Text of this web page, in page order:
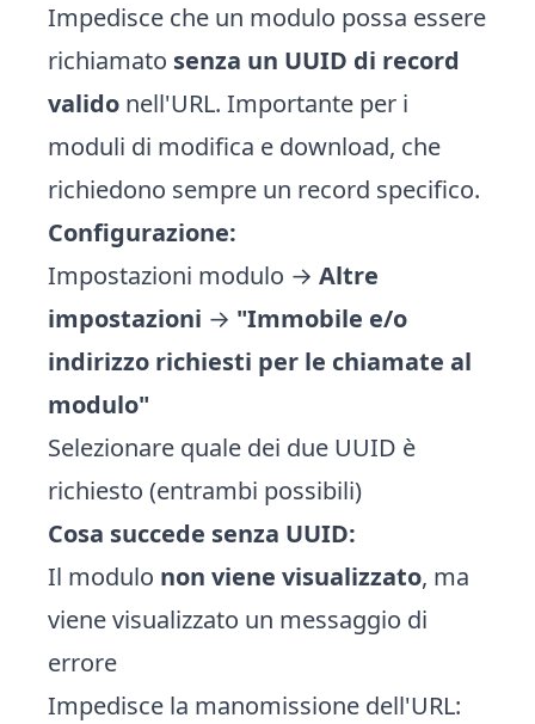
Impedisce che un modulo possa essere
richiamato senza un UUID di record
valido nell'URL. Importante per i
moduli di modifica e download, che
richiedono sempre un record specifico.
Configurazione:
Impostazioni modulo → Altre
impostazioni → "Immobile e/o
indirizzo richiesti per le chiamate al
modulo"
Selezionare quale dei due UUID è
richiesto (entrambi possibili)
Cosa succede senza UUID:
Il modulo non viene visualizzato, ma
viene visualizzato un messaggio di
errore
Impedisce la manomissione dell'URL: